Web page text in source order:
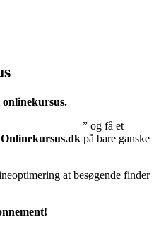
” og få et
Onlinekursus.dk på bare ganske
at besøgende finder